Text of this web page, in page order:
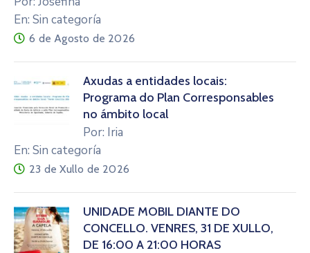
En: Sin categoría
6 de Agosto de 2026
Axudas a entidades locais:
Programa do Plan Corresponsables
no ámbito local
Por: Iria
En: Sin categoría
23 de Xullo de 2026
UNIDADE MÓBIL DIANTE DO
CONCELLO. VENRES, 31 DE XULLO,
DE 16:00 A 21:00 HORAS